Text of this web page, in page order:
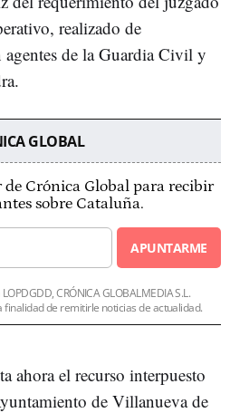
realizado de
de la Guardia Civil y
GLOBAL
Crónica Global para recibir
sobre Cataluña.
APUNTARME
CRÓNICA GLOBALMEDIA S.L.
de remitirle noticias de actualidad.
ahora el recurso interpuesto
de Villanueva de